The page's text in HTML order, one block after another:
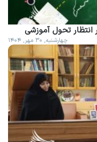
انتظار تحول آموزشی
چهارشنبه, ۳۰ مهر, ۱۴۰۴